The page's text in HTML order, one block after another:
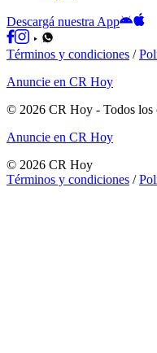
Descargá nuestra App
Términos y condiciones /
Anuncie en CR Hoy
© 2026 CR Hoy - Todos los
Anuncie en CR Hoy
© 2026 CR Hoy
Términos y condiciones /